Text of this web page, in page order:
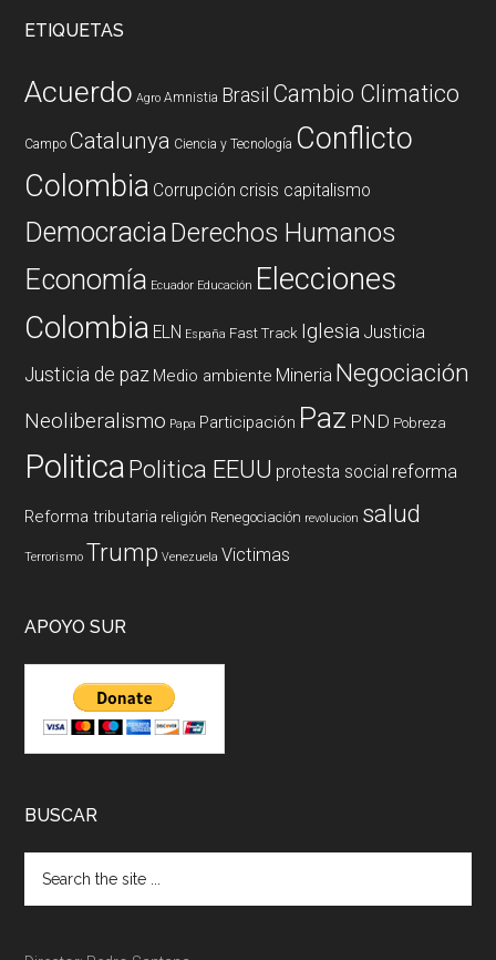
ETIQUETAS
Acuerdo Agro Amnistia Brasil Cambio Climatico
Campo Catalunya Ciencia y Tecnología Conflicto
Colombia Corrupción crisis capitalismo
DemocraciaDerechos Humanos
Economía Ecuador Educación Elecciones
Colombia ELN España Fast Track Iglesia Justicia
Justicia de paz Medio ambiente Mineria Negociación
Neoliberalismo Papa Participación Paz PND Pobreza
PoliticaPolitica EEUU protesta social reforma
Reforma tributaria religión Renegociación revolucion salud
Terrorismo Trump Venezuela Victimas
APOYO SUR
BUSCAR